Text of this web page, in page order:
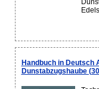
Handbuch in Deutsch
Dunstabzugshaube